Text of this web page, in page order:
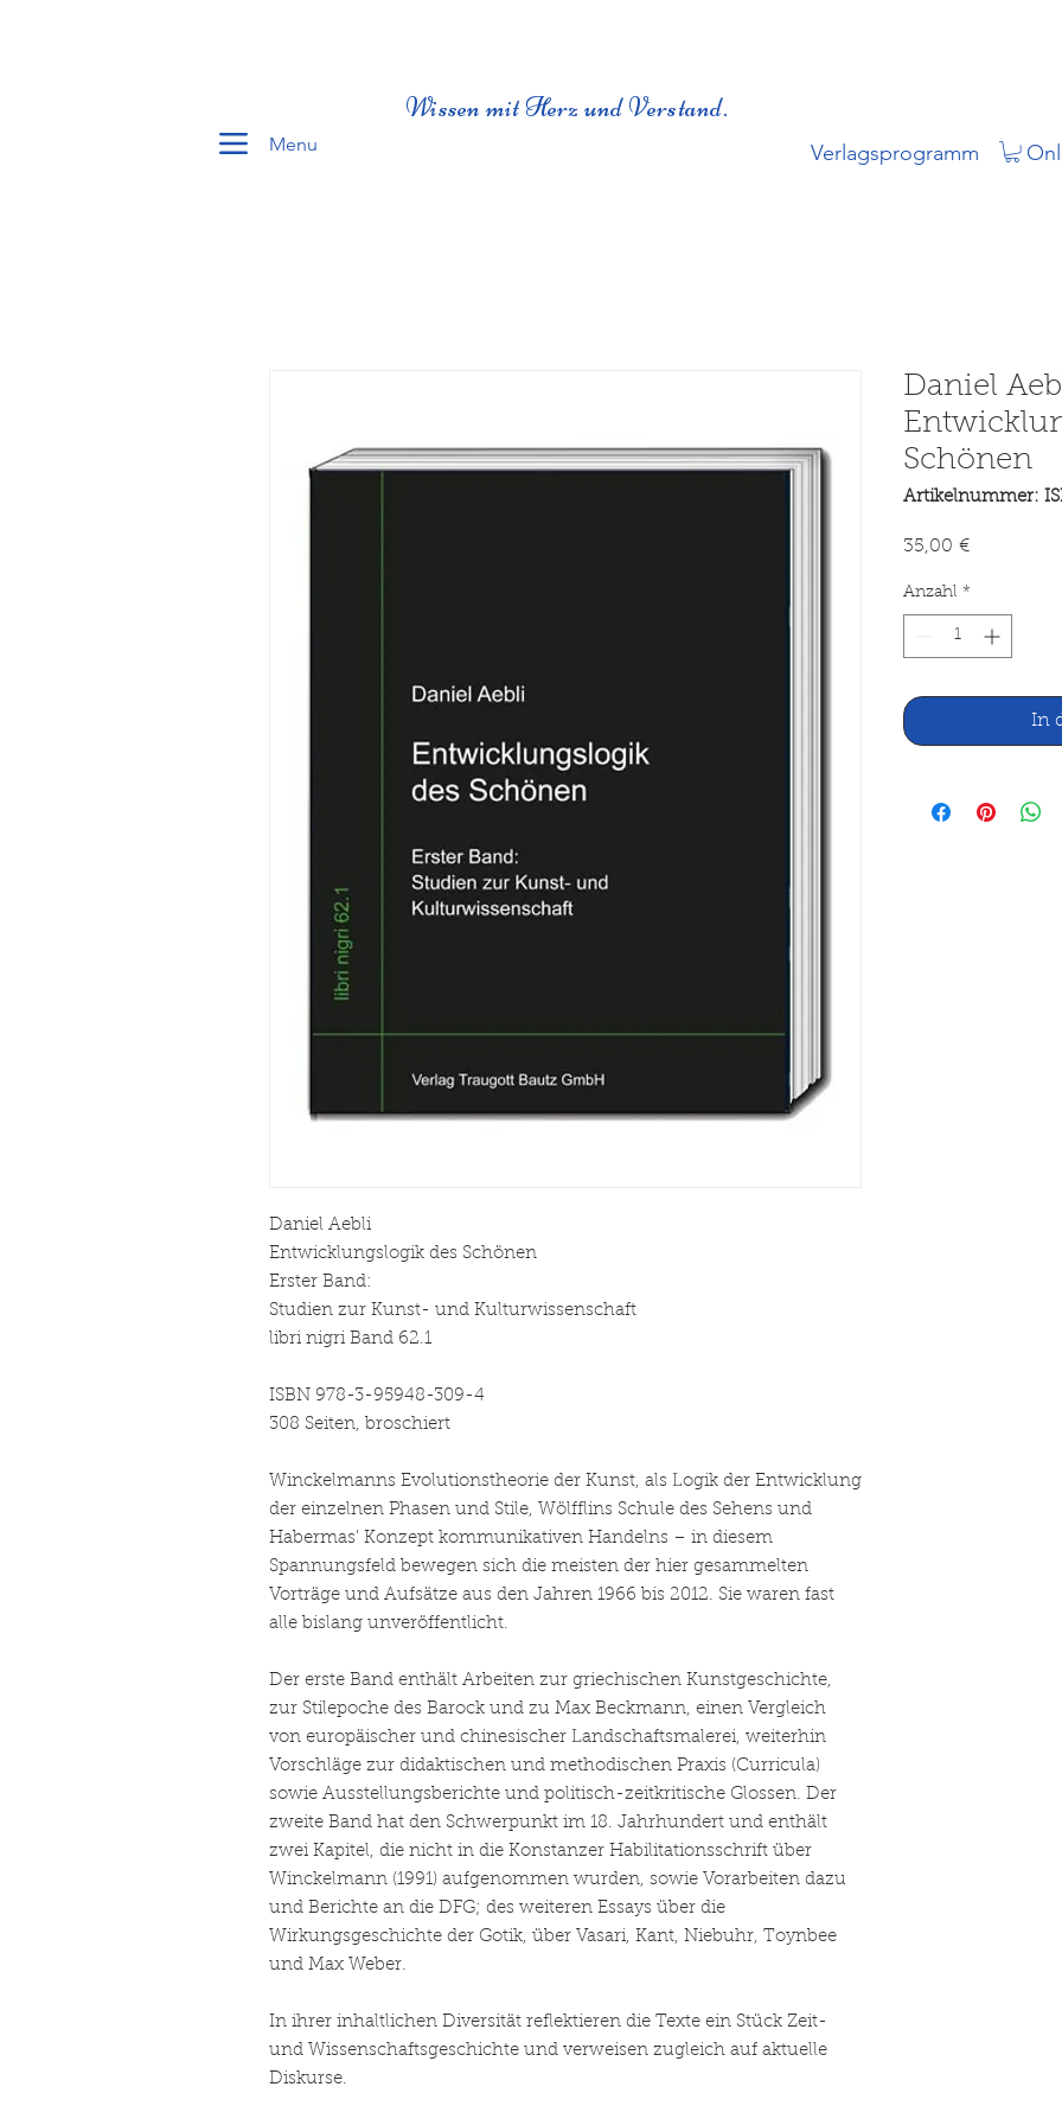
Menu
Wissen mit Herz und Verstand.
Verlagsprogramm
Daniel Aebli
Entwicklungslogik des Schönen
Erster Band:
Studien zur Kunst- und Kulturwissenschaft
libri nigri Band 62.1
ISBN 978-3-95948-309-4
308 Seiten, broschiert
Winckelmanns Evolutionstheorie der Kunst, als Logik der Entwicklung
der einzelnen Phasen und Stile, Wölfflins Schule des Sehens und
Habermas’ Konzept kommunikativen Handelns – in diesem
Spannungsfeld bewegen sich die meisten der hier gesammelten
Vorträge und Aufsätze aus den Jahren 1966 bis 2012. Sie waren fast
alle bislang unveröffentlicht.
Der erste Band enthält Arbeiten zur griechischen Kunstgeschichte,
zur Stilepoche des Barock und zu Max Beckmann, einen Vergleich
von europäischer und chinesischer Landschaftsmalerei, weiterhin
Vorschläge zur didaktischen und methodischen Praxis (Curricula)
sowie Ausstellungsberichte und politisch-zeitkritische Glossen. Der
zweite Band hat den Schwerpunkt im 18. Jahrhundert und enthält
zwei Kapitel, die nicht in die Konstanzer Habilitationsschrift über
Winckelmann (1991) aufgenommen wurden, sowie Vorarbeiten dazu
und Berichte an die DFG; des weiteren Essays über die
Wirkungsgeschichte der Gotik, über Vasari, Kant, Niebuhr, Toynbee
und Max Weber.
In ihrer inhaltlichen Diversität reflektieren die Texte ein Stück Zeit-
und Wissenschaftsgeschichte und verweisen zugleich auf aktuelle
Diskurse.
Daniel
Schönen
Artikelnummer:
35,00 €Preis
Anzahl *
In